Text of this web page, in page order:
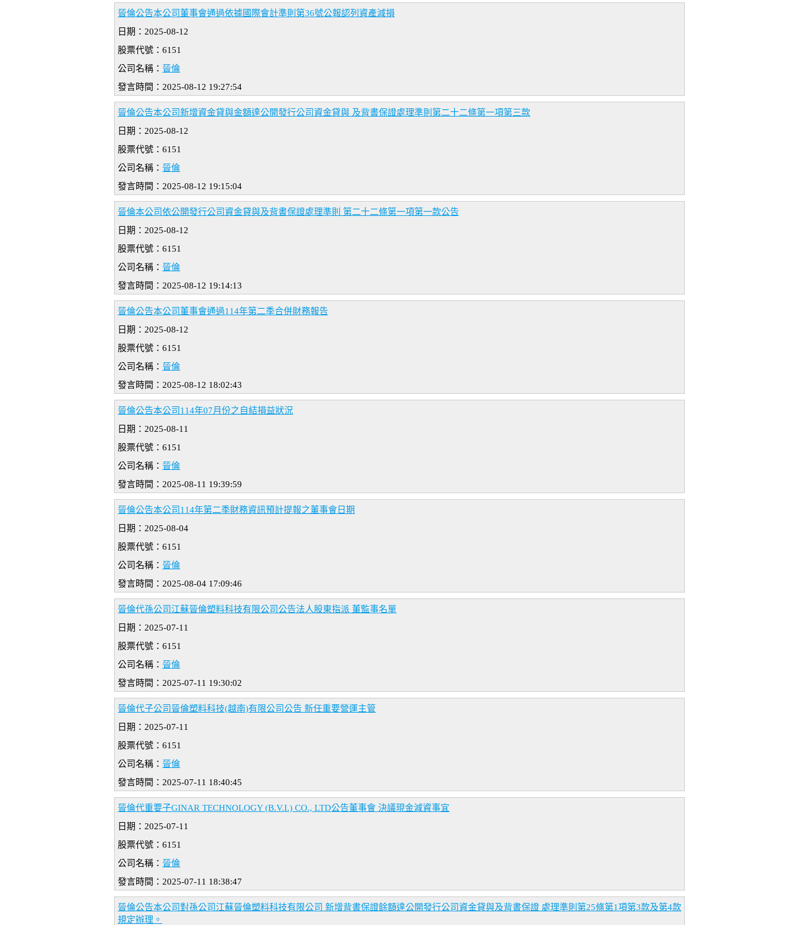
晉倫公告本公司董事會通過依據國際會計準則第36號公報認列資產減損
日期：2025-08-12
股票代號：6151
公司名稱： 晉倫
發言時間：2025-08-12 19:27:54
晉倫公告本公司新增資金貸與金額達公開發行公司資金貸與 及背書保證處理準則第二十二條第一項第三款
日期：2025-08-12
股票代號：6151
公司名稱： 晉倫
發言時間：2025-08-12 19:15:04
晉倫本公司依公開發行公司資金貸與及背書保證處理準則 第二十二條第一項第一款公告
日期：2025-08-12
股票代號：6151
公司名稱： 晉倫
發言時間：2025-08-12 19:14:13
晉倫公告本公司董事會通過114年第二季合併財務報告
日期：2025-08-12
股票代號：6151
公司名稱： 晉倫
發言時間：2025-08-12 18:02:43
晉倫公告本公司114年07月份之自結損益狀況
日期：2025-08-11
股票代號：6151
公司名稱： 晉倫
發言時間：2025-08-11 19:39:59
晉倫公告本公司114年第二季財務資訊預計提報之董事會日期
日期：2025-08-04
股票代號：6151
公司名稱： 晉倫
發言時間：2025-08-04 17:09:46
晉倫代孫公司江蘇晉倫塑料科技有限公司公告法人股東指派 董監事名單
日期：2025-07-11
股票代號：6151
公司名稱： 晉倫
發言時間：2025-07-11 19:30:02
晉倫代子公司晉倫塑料科技(越南)有限公司公告 新任重要營運主管
日期：2025-07-11
股票代號：6151
公司名稱： 晉倫
發言時間：2025-07-11 18:40:45
晉倫代重要子GINAR TECHNOLOGY (B.V.I.) CO., LTD公告董事會 決議現金減資事宜
日期：2025-07-11
股票代號：6151
公司名稱： 晉倫
發言時間：2025-07-11 18:38:47
晉倫公告本公司對孫公司江蘇晉倫塑料科技有限公司 新增背書保證餘額達公開發行公司資金貸與及背書保證 處理準則第25條第1項第3款及第4款
規定辦理。